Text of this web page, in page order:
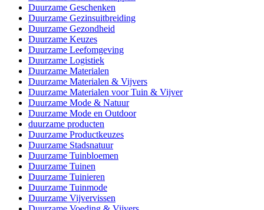
Duurzame Geschenken
Duurzame Gezinsuitbreiding
Duurzame Gezondheid
Duurzame Keuzes
Duurzame Leefomgeving
Duurzame Logistiek
Duurzame Materialen
Duurzame Materialen & Vijvers
Duurzame Materialen voor Tuin & Vijver
Duurzame Mode & Natuur
Duurzame Mode en Outdoor
duurzame producten
Duurzame Productkeuzes
Duurzame Stadsnatuur
Duurzame Tuinbloemen
Duurzame Tuinen
Duurzame Tuinieren
Duurzame Tuinmode
Duurzame Vijvervissen